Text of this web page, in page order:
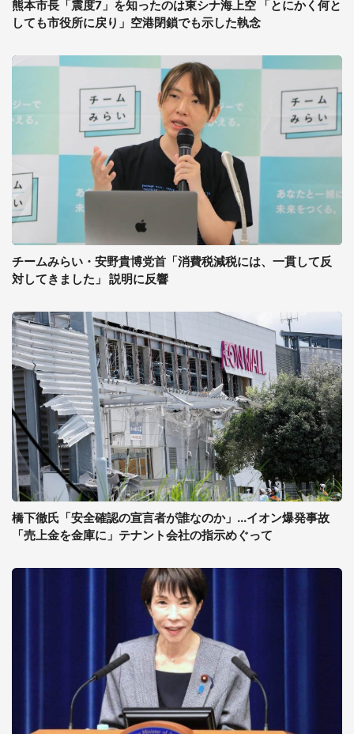
熊本市長「震度7」を知ったのは東シナ海上空 「とにかく何と
しても市役所に戻り」空港閉鎖でも示した執念
チームみらい・安野貴博党首「消費税減税には、一貫して反
対してきました」 説明に反響
橋下徹氏「安全確認の宣言者が誰なのか」...イオン爆発事故
「売上金を金庫に」テナント会社の指示めぐって